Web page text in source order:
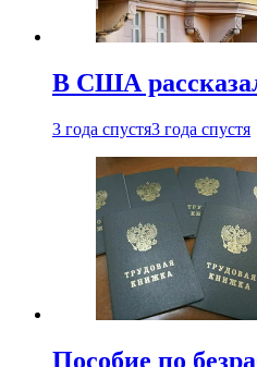
В США
3 года спустя3 года спустя
Пособие по